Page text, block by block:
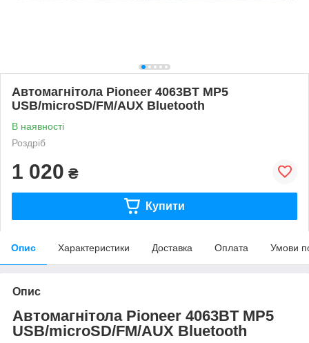
Автомагнітола Pioneer 4063BT MP5
USB/microSD/FM/AUX Bluetooth
В наявності
Роздріб
1 020 ₴
Купити
Опис Характеристики Доставка Оплата Умови
Опис
Автомагнітола Pioneer 4063BT MP5
USB/microSD/FM/AUX Bluetooth